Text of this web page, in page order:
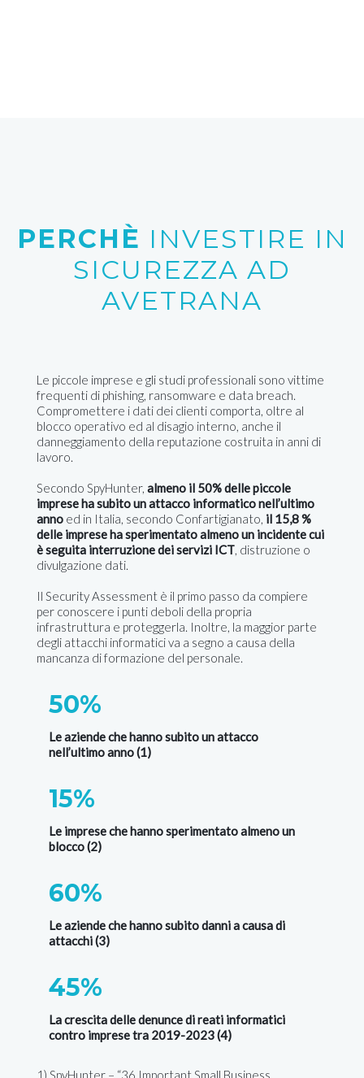
PERCHÈ INVESTIRE IN
SICUREZZA AD
AVETRANA
Le piccole imprese e gli studi professionali sono vittime
frequenti di phishing, ransomware e data breach.
Compromettere i dati dei clienti comporta, oltre al
blocco operativo ed al disagio interno, anche il
danneggiamento della reputazione costruita in anni di
lavoro.
Secondo SpyHunter, almeno il 50% delle piccole
imprese ha subito un attacco informatico nell’ultimo
anno ed in Italia, secondo Confartigianato, il 15,8 %
delle imprese ha sperimentato almeno un incidente cui
è seguita interruzione dei servizi ICT, distruzione o
divulgazione dati.
Il Security Assessment è il primo passo da compiere
per conoscere i punti deboli della propria
infrastruttura e proteggerla. Inoltre, la maggior parte
degli attacchi informatici va a segno a causa della
mancanza di formazione del personale.
50%
Le aziende che hanno subito un attacco
nell’ultimo anno (1)
15%
Le imprese che hanno sperimentato almeno un
blocco (2)
60%
Le aziende che hanno subito danni a causa di
attacchi (3)
45%
La crescita delle denunce di reati informatici
contro imprese tra 2019-2023 (4)
1) SpyHunter – “36 Important Small Business